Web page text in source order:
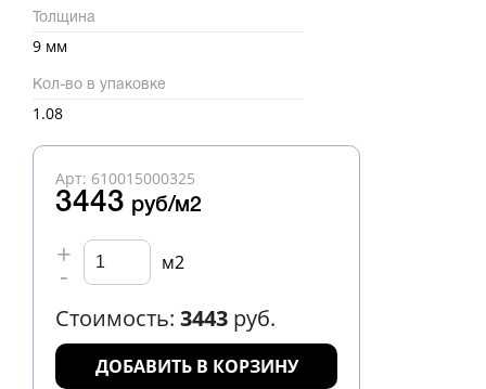
Толщина
9 мм
Кол-во в упаковке
1.08
Арт: 610015000325
3443 руб/м2
+
- м2
Стоимость: 3443 руб.
ДОБАВИТЬ В КОРЗИНУ